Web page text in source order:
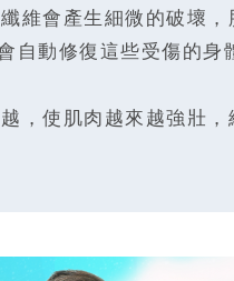
維會產生細微的破壞
動修復這些受傷的身
，使肌肉越來越強壯